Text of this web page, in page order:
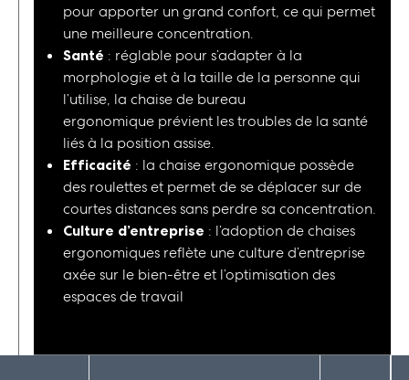
pour apporter un grand confort, ce qui permet
une meilleure concentration.
Santé : réglable pour s’adapter à la
morphologie et à la taille de la personne qui
l’utilise, la chaise de bureau
ergonomique prévient les troubles de la santé
liés à la position assise.
Efficacité : la chaise ergonomique possède
des roulettes et permet de se déplacer sur de
courtes distances sans perdre sa concentration.
Culture d’entreprise : l’adoption de chaises
ergonomiques reflète une culture d’entreprise
axée sur le bien-être et l’optimisation des
espaces de travail